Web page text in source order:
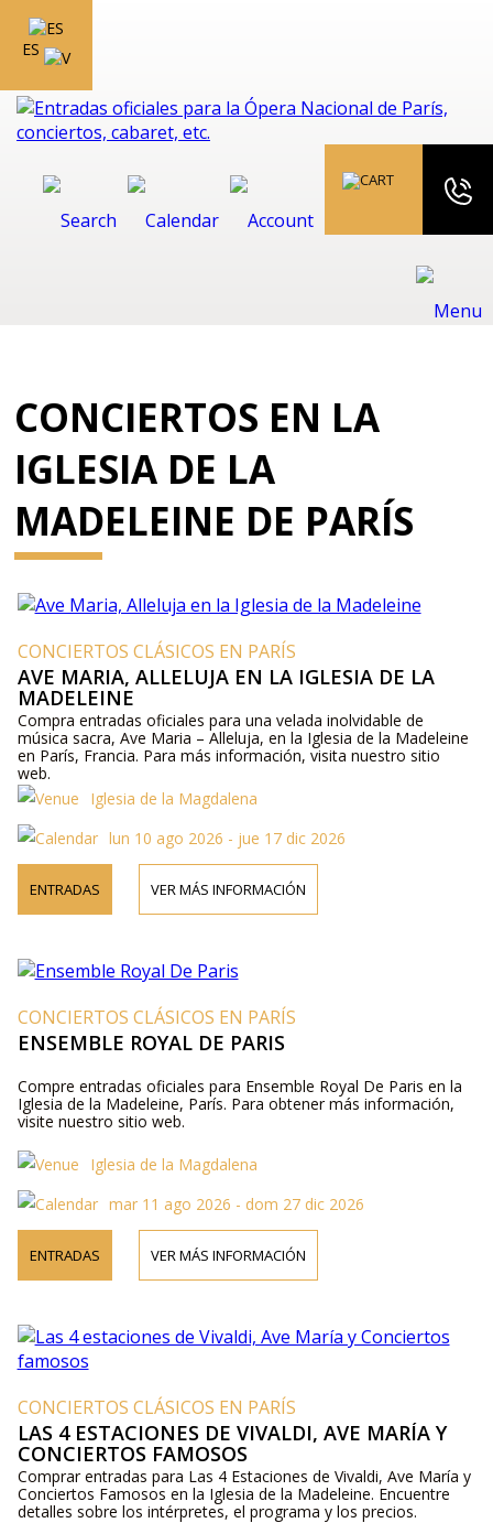
ES
CONCIERTOS EN LA
IGLESIA DE LA
MADELEINE DE PARÍS
CONCIERTOS CLÁSICOS EN PARÍS
AVE MARIA, ALLELUJA EN LA IGLESIA DE LA
MADELEINE
Compra entradas oficiales para una velada inolvidable de
música sacra, Ave Maria – Alleluja, en la Iglesia de la Madeleine
en París, Francia. Para más información, visita nuestro sitio
web.
Iglesia de la Magdalena
lun 10 ago 2026 - jue 17 dic 2026
ENTRADAS VER MÁS INFORMACIÓN
CONCIERTOS CLÁSICOS EN PARÍS
ENSEMBLE ROYAL DE PARIS
Compre entradas oficiales para Ensemble Royal De Paris en la
Iglesia de la Madeleine, París. Para obtener más información,
visite nuestro sitio web.
Iglesia de la Magdalena
mar 11 ago 2026 - dom 27 dic 2026
ENTRADAS VER MÁS INFORMACIÓN
CONCIERTOS CLÁSICOS EN PARÍS
LAS 4 ESTACIONES DE VIVALDI, AVE MARÍA Y
CONCIERTOS FAMOSOS
Comprar entradas para Las 4 Estaciones de Vivaldi, Ave María y
Conciertos Famosos en la Iglesia de la Madeleine. Encuentre
detalles sobre los intérpretes, el programa y los precios.